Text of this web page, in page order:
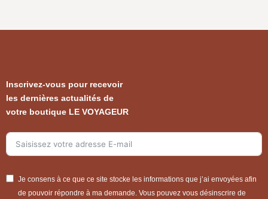
Inscrivez-vous pour recevoir
les dernières actualités de
votre boutique LE VOYAGEUR
Je consens à ce que ce site stocke les informations que j’ai envoyées afin
de pouvoir répondre à ma demande. Vous pouvez vous désinscrire de